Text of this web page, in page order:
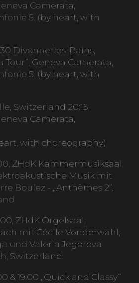
Camerata,
5. (by heart, with
Divonne-les-Bains,
Tour“, Geneva Camerata,
5. (by heart, with
Switzerland 20:15,
Camerata,
with choreography)
ZHdK Kammermusiksaal
Musik mit
Boulez - „Anthèmes 2“,
ZHdK Orgelsaal,
mit Cécile Vonderwahl,
und Valeria Jegorova
Switzerland
& 19:00 „Quick and Classy“